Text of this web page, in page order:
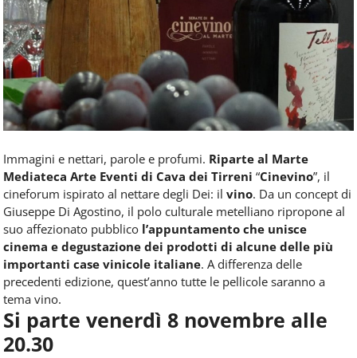
Service
e
tutte
novità
del
comparto
Immagini e nettari, parole e profumi. Riparte al Marte
Mediateca Arte Eventi di Cava dei Tirreni “Cinevino”, il
cineforum ispirato al nettare degli Dei: il vino. Da un concept di
Giuseppe Di Agostino, il polo culturale metelliano ripropone al
suo affezionato pubblico l’appuntamento che unisce
cinema e degustazione dei prodotti di alcune delle più
importanti case vinicole italiane. A differenza delle
precedenti edizione, quest’anno tutte le pellicole saranno a
tema vino.
Si parte venerdì 8 novembre alle
20.30